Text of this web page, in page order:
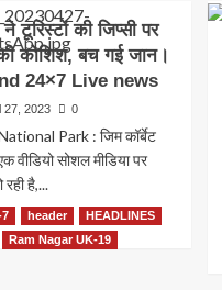
टूरिस्टों की जिप्सी पर
कोशिश, बच गई जान।
24×7 Live news
27, 2023 0
Park : जिम कॉर्बेट
वीडियो सोशल मीडिया पर
है,...
header
HEADLINES
Ram Nagar UK-19